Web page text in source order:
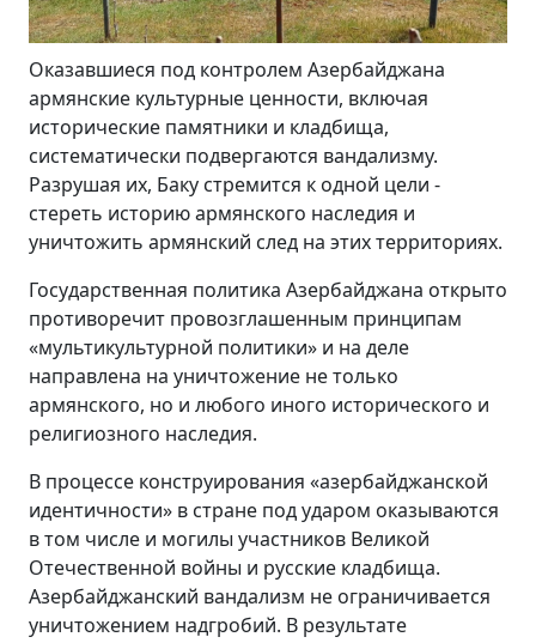
Оказавшиеся под контролем Азербайджана
армянские культурные ценности, включая
исторические памятники и кладбища,
систематически подвергаются вандализму.
Разрушая их, Баку стремится к одной цели ­
стереть историю армянского наследия и
уничтожить армянский след на этих территориях.
Государственная политика Азербайджана открыто
противоречит провозглашенным принципам
«мультикультурной политики» и на деле
направлена на уничтожение не только
армянского, но и любого иного исторического и
религиозного наследия.
В процессе конструирования «азербайджанской
идентичности» в стране под ударом оказываются
в том числе и могилы участников Великой
Отечественной войны и русские кладбища.
Азербайджанский вандализм не ограничивается
уничтожением надгробий. В результате